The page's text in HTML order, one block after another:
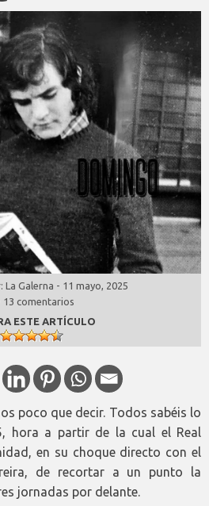
La Galerna - 11 mayo, 2025
13 comentarios
ESTE ARTÍCULO
poco que decir. Todos sabéis lo
hora a partir de la cual el Real
en su choque directo con el
de recortar a un punto la
jornadas por delante.